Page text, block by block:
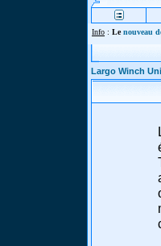
Info : Lenouveau
Largo Winch